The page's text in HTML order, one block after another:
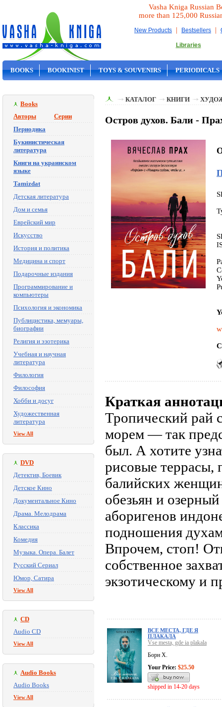
Vasha Kniga Russian
more than 125,000
New Products | Bestsellers |
Libraries
BOOKS BOOKINIST TOYS & SOUVENIRS PERIODICALS
Books
Авторы
Серии
Периодика
Букинистическая
литература
Книги на украинском
языке
Tamizdat
Детская литература
Дом и семья
Еврейский мир
Искусство
История и политика
Медицина и спорт
Подарочные издания
Программирование и
компьютеры
Психология и экономика
Публицистика, мемуары,
биографии
Религия и эзотерика
Учебная и научная
литература
Филология
Философия
Хобби и досуг
Художественная
литература
View All
DVD
Детектив, Боевик
Детское Кино
Документальное Кино
Драма. Мелодрама
Классика
Комедия
Музыка. Опера. Балет
Русский Сериал
Юмор, Сатира
View All
CD
Audio CD
View All
Audio Books
Audio Books
View All
КАТАЛОГ КНИГИ
Остров духов. Бали -
Краткая
Тропический рай
морем — так
был. А хотите
рисовые террасы,
балийских
обезьян и
аборигенов
подношения
Впрочем, стоп!
собственное
экзотическому и
ВСЕ МЕСТА, ГДЕ Я
ПЛАКАЛА
Vse mesta, gde ia plakala
Борн Х.
Your Price: $25.50
shipped in 14-20 days